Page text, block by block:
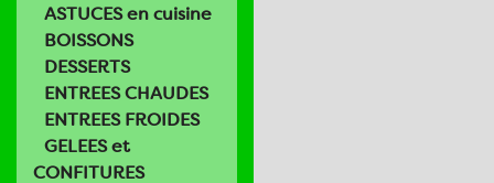
ASTUCES en cuisine
BOISSONS
DESSERTS
ENTREES CHAUDES
ENTREES FROIDES
GELEES et
CONFITURES